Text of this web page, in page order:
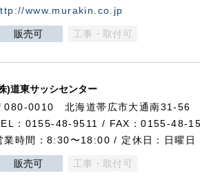
www.murakin.co.jp
販売可 工事・取付可
)道東サッシセンター
080-0010 北海道帯広市大通南31-56
：0155-48-9511 / FAX：0155-48-
業時間：8:30〜18:00 / 定休日：日曜日
販売可 工事・取付可